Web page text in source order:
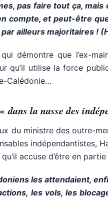
pas faire tout ça, mais
compte, et peut-être
ailleurs majoritaires !
démontre que l’ex-
qu’il utilise la force
Calédonie…
dans la nasse des
du ministre des outre-
indépendantistes,
accuse d’être en
les attendaient,
les vols, les